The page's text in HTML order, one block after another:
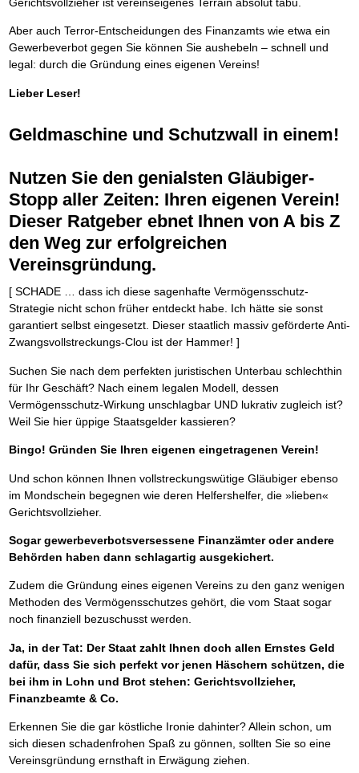
Aber auch Terror-Entscheidungen des Finanzamts wie etwa ein
Gewerbeverbot gegen Sie können Sie aushebeln – schnell und
legal: durch die Gründung eines eigenen Vereins!
Lieber Leser!
Geldmaschine und Schutzwall in einem!
Nutzen Sie den genialsten Gläubiger-
Stopp aller Zeiten: Ihren eigenen Verein!
Dieser Ratgeber ebnet Ihnen von A bis Z
den Weg zur erfolgreichen
Vereinsgründung.
[ SCHADE … dass ich diese sagenhafte Vermögensschutz-
Strategie nicht schon früher entdeckt habe. Ich hätte sie sonst
garantiert selbst eingesetzt. Dieser staatlich massiv geförderte Anti-
Zwangsvollstreckungs-Clou ist der Hammer! ]
Suchen Sie nach dem perfekten juristischen Unterbau schlechthin
für Ihr Geschäft? Nach einem legalen Modell, dessen
Vermögensschutz-Wirkung unschlagbar UND lukrativ zugleich ist?
Weil Sie hier üppige Staatsgelder kassieren?
Bingo! Gründen Sie Ihren eigenen eingetragenen Verein!
Und schon können Ihnen vollstreckungswütige Gläubiger ebenso
im Mondschein begegnen wie deren Helfershelfer, die »lieben«
Gerichtsvollzieher.
Sogar gewerbeverbotsversessene Finanzämter oder andere
Behörden haben dann schlagartig ausgekichert.
Zudem die Gründung eines eigenen Vereins zu den ganz wenigen
Methoden des Vermögensschutzes gehört, die vom Staat sogar
noch finanziell bezuschusst werden.
Ja, in der Tat: Der Staat zahlt Ihnen doch allen Ernstes Geld
dafür, dass Sie sich perfekt vor jenen Häschern schützen, die
bei ihm in Lohn und Brot stehen: Gerichtsvollzieher,
Finanzbeamte & Co.
Erkennen Sie die gar köstliche Ironie dahinter? Allein schon, um
sich diesen schadenfrohen Spaß zu gönnen, sollten Sie so eine
Vereinsgründung ernsthaft in Erwägung ziehen.